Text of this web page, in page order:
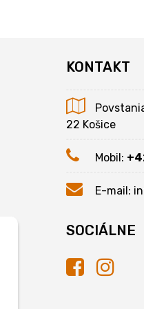
KONTAKT
22 Košice
Mobil:
E-mail:
SOCIÁLNE